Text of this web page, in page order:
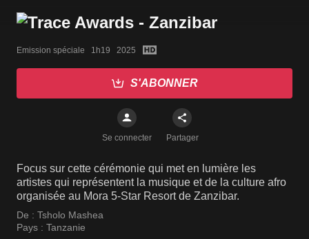
Emission spéciale   1h19   2025
S'ABONNER
Se connecter Partager
Focus sur cette cérémonie qui met en lumière les
artistes qui représentent la musique et de la culture afro
organisée au Mora 5-Star Resort de Zanzibar.
De : Tsholo Mashea
Pays : Tanzanie